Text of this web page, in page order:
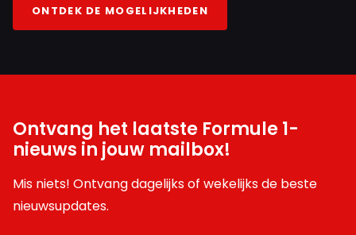
ONTDEK DE MOGELIJKHEDEN
Ontvang het laatste Formule 1-
nieuws in jouw mailbox!
Mis niets! Ontvang dagelijks of wekelijks de beste
nieuwsupdates.